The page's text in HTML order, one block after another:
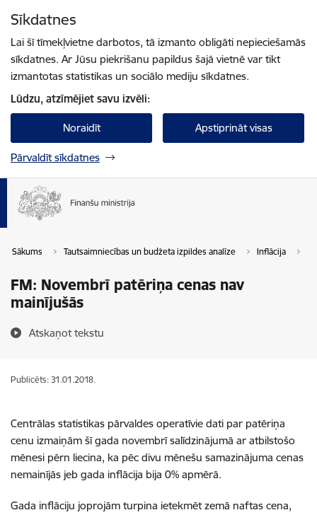
Sīkdatnes
Lai šī tīmekļvietne darbotos, tā izmanto obligāti nepieciešamās
sīkdatnes. Ar Jūsu piekrišanu papildus šajā vietnē var tikt
izmantotas statistikas un sociālo mediju sīkdatnes.
Lūdzu, atzīmējiet savu izvēli:
Noraidīt Apstiprināt visas
Pārvaldīt sīkdatnes
Sākums Tautsaimniecības un budžeta izpildes analīze Inflācija
FM: Novembrī patēriņa cenas nav
mainījušās
Atskaņot tekstu
Publicēts: 31.01.2018.
Centrālas statistikas pārvaldes operatīvie dati par patēriņa
cenu izmaiņām šī gada novembrī salīdzinājumā ar atbilstošo
mēnesi pērn liecina, ka pēc divu mēnešu samazinājuma cenas
nemainījās jeb gada inflācija bija 0% apmērā.
Gada inflāciju joprojām turpina ietekmēt zemā naftas cena,